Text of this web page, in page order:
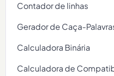
Contador de linhas
Gerador de Caça-
Calculadora Binária
Calculadora de